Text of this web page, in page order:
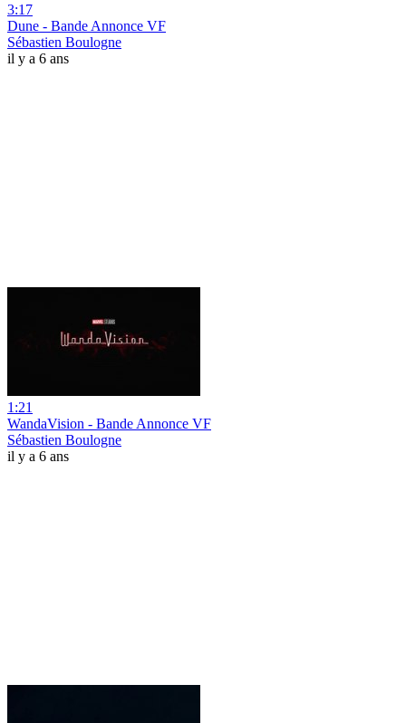
3:17
Dune - Bande Annonce VF
Sébastien Boulogne
il y a 6 ans
1:21
WandaVision - Bande Annonce VF
Sébastien Boulogne
il y a 6 ans